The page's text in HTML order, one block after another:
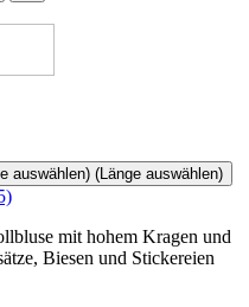
auswählen) (Länge auswählen)
mit hohem Kragen und
Biesen und Stickereien